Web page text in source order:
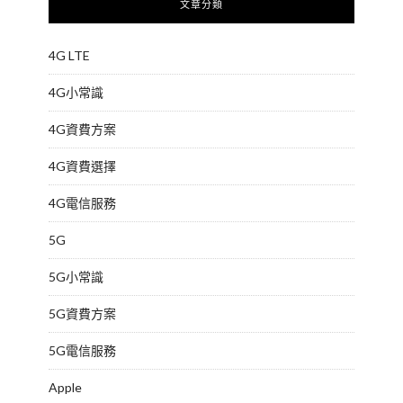
文章分類
4G LTE
4G小常識
4G資費方案
4G資費選擇
4G電信服務
5G
5G小常識
5G資費方案
5G電信服務
Apple